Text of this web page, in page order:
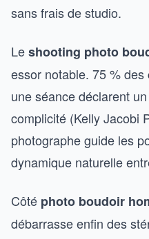
sans frais de studio.
Leshooting photo
essor notable. 75 %
une séance déclarent
complicité (Kelly Jacobi
photographe guide les
dynamique naturelle
Côté photo boudoir
débarrasse enfin des